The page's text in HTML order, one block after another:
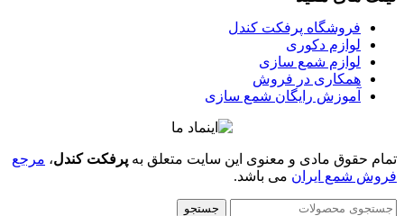
فروشگاه پرفکت کندل
لوازم دکوری
لوازم شمع سازی
همکاری در فروش
آموزش رایگان شمع سازی
تمام حقوق مادی و معنوی این سایت متعلق به پرفکت کندل، مرجع
فروش شمع ایران می باشد.
جستجو